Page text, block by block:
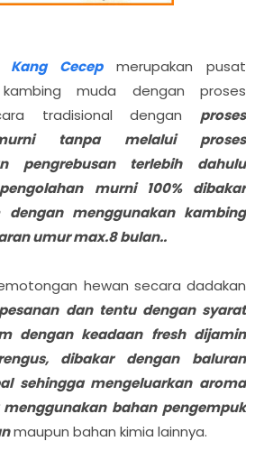
Kang Cecepmerupakan pusat
muda dengan proses
tradisional dengan proses
tanpa melalui proses
pengrebusan terlebih dahulu
murni 100% dibakar
menggunakan kambing
umur max.8 bulan..
hewan secara dadakan
dan tentu dengan syarat
dengan keadaan fresh dijamin
dibakar dengan baluran
sehingga mengeluarkan aroma
bahan pengempuk
maupun bahan kimia lainnya.